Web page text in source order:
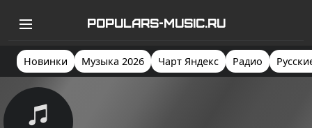
POPULARS-MUSIC.RU
Новинки Музыка 2026 Чарт Яндекс Радио